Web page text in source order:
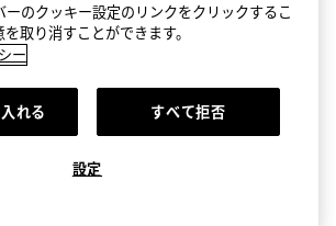
LTD.
のクッキー設定のリンクをクリックするこ
取り消すことができます。
ー
れる すべて拒否
設定